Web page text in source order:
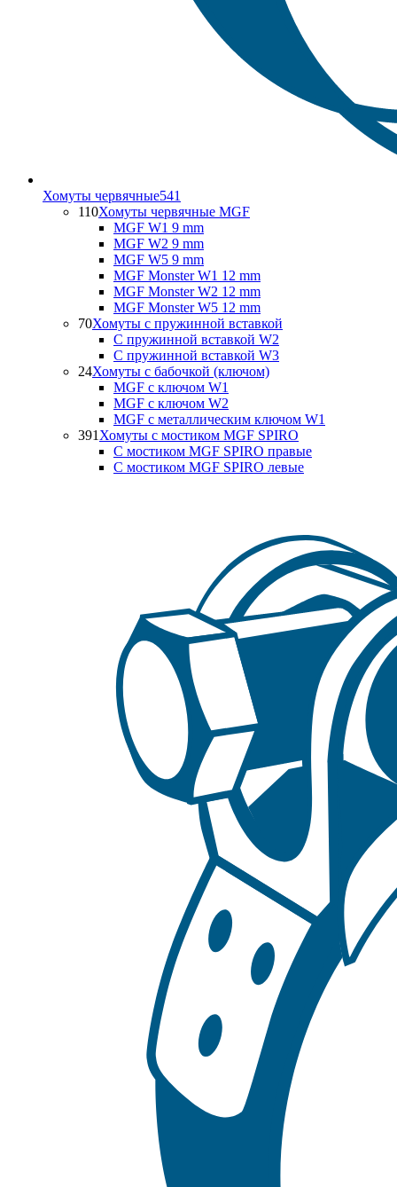
Хомуты червячные541
110Хомуты червячные MGF
MGF W1 9 mm
MGF W2 9 mm
MGF W5 9 mm
MGF Monster W1 12 mm
MGF Monster W2 12 mm
MGF Monster W5 12 mm
70Хомуты с пружинной вставкой
С пружинной вставкой W2
С пружинной вставкой W3
24Хомуты с бабочкой (ключом)
MGF с ключом W1
MGF с ключом W2
MGF с металлическим ключом W1
391 Хомуты с мостиком MGF SPIRO
С мостиком MGF SPIRO правые
С мостиком MGF SPIRO левые